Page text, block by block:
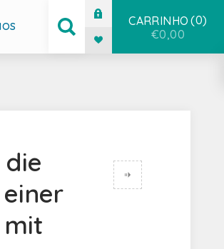
CARRINHO 0
€0,00